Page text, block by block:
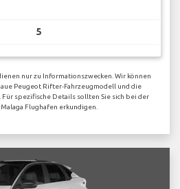
5
nur zu Informationszwecken. Wir können
Peugeot Rifter-Fahrzeugmodell und die
spezifische Details sollten Sie sich bei der
Flughafen erkundigen.